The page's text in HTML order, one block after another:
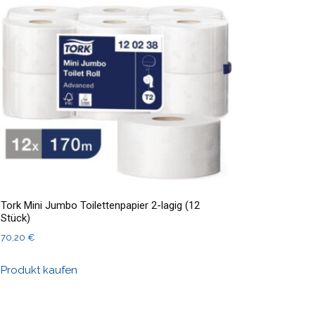
Tork Mini Jumbo Toilettenpapier 2-lagig (12
Stück)
70,20 €
Produkt kaufen